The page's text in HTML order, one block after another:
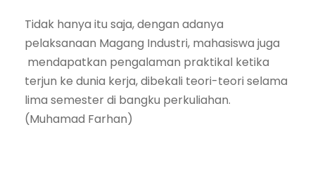
Tidak hanya itu saja, dengan adanya
pelaksanaan Magang Industri, mahasiswa juga
mendapatkan pengalaman praktikal ketika
terjun ke dunia kerja, dibekali teori-teori selama
lima semester di bangku perkuliahan.
(Muhamad Farhan)